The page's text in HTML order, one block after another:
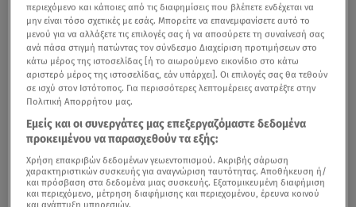
περιεχόμενο και κάποιες από τις διαφημίσεις που βλέπετε ενδέχεται να
μην είναι τόσο σχετικές με εσάς. Μπορείτε να επανεμφανίσετε αυτό το
μενού για να αλλάξετε τις επιλογές σας ή να αποσύρετε τη συναίνεσή σας
ανά πάσα στιγμή πατώντας τον σύνδεσμο Διαχείριση προτιμήσεων στο
κάτω μέρος της ιστοσελίδας [ή το αιωρούμενο εικονίδιο στο κάτω
αριστερό μέρος της ιστοσελίδας, εάν υπάρχει]. Οι επιλογές σας θα τεθούν
σε ισχύ στον Ιστότοπος. Για περισσότερες λεπτομέρειες ανατρέξτε στην
Πολιτική Απορρήτου μας.
Εμείς και οι συνεργάτες μας επεξεργαζόμαστε δεδομένα
προκειμένου να παρασχεθούν τα εξής:
Χρήση επακριβών δεδομένων γεωεντοπισμού. Ακριβής σάρωση
χαρακτηριστικών συσκευής για αναγνώριση ταυτότητας. Αποθήκευση ή/
και πρόσβαση στα δεδομένα μιας συσκευής. Εξατομικευμένη διαφήμιση
και περιεχόμενο, μέτρηση διαφήμισης και περιεχομένου, έρευνα κοινού
και ανάπτυξη υπηρεσιών.